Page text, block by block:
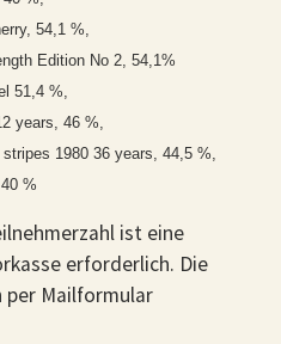
54,1 %,
Edition No 2, 54,1%
51,4 %,
years, 46 %,
1980 36 years, 44,5 %,
%
ist eine
erforderlich. Die
per Mailformular